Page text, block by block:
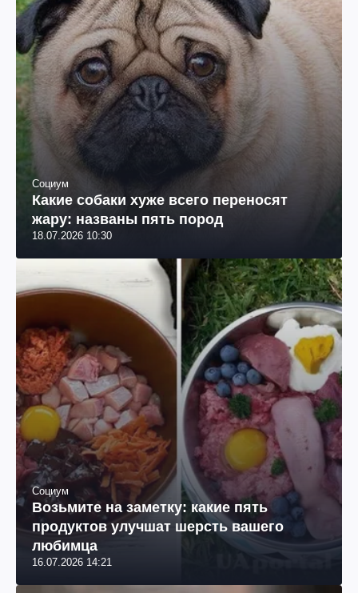
Социум
Какие собаки хуже всего переносят
жару: названы пять пород
18.07.2026 10:30
Социум
Возьмите на заметку: какие пять
продуктов улучшат шерсть вашего
любимца
16.07.2026 14:21